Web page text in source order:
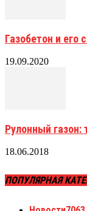
Газобетон и его
19.09.2020
Рулонный газон:
18.06.2018
ПОПУЛЯРНАЯ